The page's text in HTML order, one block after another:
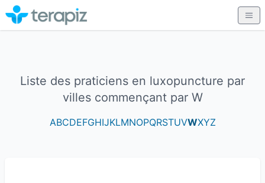
Liste des praticiens en luxopuncture par
villes commençant par W
ABCDEFGHIJKLMNOPQRSTUVWXYZ